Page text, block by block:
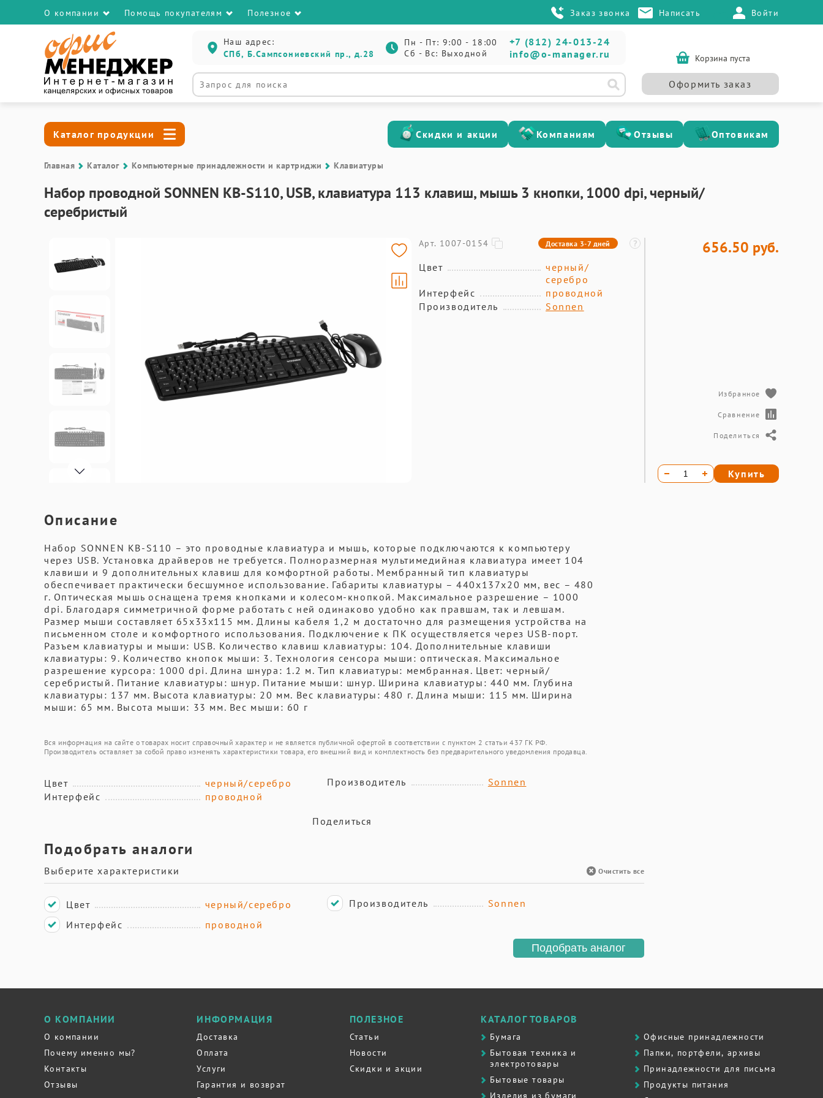
О компании Помощь покупателям Полезное Заказ звонка Написать Войти
Наш адрес:
СПб, Б.Сампсониевский пр., д.28
Пн - Пт: 9:00 - 18:00
Сб - Вс: Выходной
+7 (812) 24-013-24
info@o-manager.ru
Корзина пуста
Оформить заказ
Каталог продукции Скидки и акции Компаниям Отзывы Оптовикам
Главная Каталог Компьютерные принадлежности и картриджи Клавиатуры
Набор проводной SONNEN KB-S110, USB, клавиатура 113 клавиш, мышь 3 кнопки, 1000 dpi, черный/
серебристый
Арт. 1007-0154 Доставка 3-7 дней
Цвет
черный/
серебро
Интерфейс
проводной
Производитель
Sonnen
Описание
Набор SONNEN KB-S110 – это проводные клавиатура и мышь, которые подключаются к компьютеру
через USB. Установка драйверов не требуется. Полноразмерная мультимедийная клавиатура имеет 104
клавиши и 9 дополнительных клавиш для комфортной работы. Мембранный тип клавиатуры
обеспечивает практически бесшумное использование. Габариты клавиатуры – 440х137х20 мм, вес – 480
г. Оптическая мышь оснащена тремя кнопками и колесом-кнопкой. Максимальное разрешение – 1000
dpi. Благодаря симметричной форме работать с ней одинаково удобно как правшам, так и левшам.
Размер мыши составляет 65x33x115 мм. Длины кабеля 1,2 м достаточно для размещения устройства на
письменном столе и комфортного использования. Подключение к ПК осуществляется через USB-порт.
Разъем клавиатуры и мыши: USB. Количество клавиш клавиатуры: 104. Дополнительные клавиши
клавиатуры: 9. Количество кнопок мыши: 3. Технология сенсора мыши: оптическая. Максимальное
разрешение курсора: 1000 dpi. Длина шнура: 1.2 м. Тип клавиатуры: мембранная. Цвет: черный/
серебристый. Питание клавиатуры: шнур. Питание мыши: шнур. Ширина клавиатуры: 440 мм. Глубина
клавиатуры: 137 мм. Высота клавиатуры: 20 мм. Вес клавиатуры: 480 г. Длина мыши: 115 мм. Ширина
мыши: 65 мм. Высота мыши: 33 мм. Вес мыши: 60 г
Вся информация на сайте о товарах носит справочный характер и не является публичной офертой в соответствии с пунктом 2 статьи 437 ГК РФ.
Производитель оставляет за собой право изменять характеристики товара, его внешний вид и комплектность без предварительного уведомления продавца.
Цвет
черный/серебро
Интерфейс
проводной
Производитель Sonnen
Поделиться
Подобрать аналоги
Выберите характеристики Очистить все
Цвет
черный/серебро
Интерфейс
проводной
Производитель Sonnen
Подобрать аналог
656.50 руб.
Избранное
Сравнение
Поделиться
Купить
О КОМПАНИИ
О компании
Почему именно мы?
Контакты
Отзывы
ИНФОРМАЦИЯ
Доставка
Оплата
Услуги
Гарантия и возврат
ПОЛЕЗНОЕ
Статьи
Новости
Скидки и акции
КАТАЛОГ ТОВАРОВ
Бумага
Бытовая техника и
электротовары
Бытовые товары
Изделия из бумаги
Офисные принадлежности
Папки, портфели, архивы
Принадлежности для письма
Продукты питания